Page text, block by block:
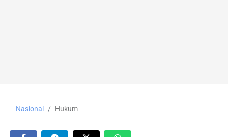
Nasional Hukum